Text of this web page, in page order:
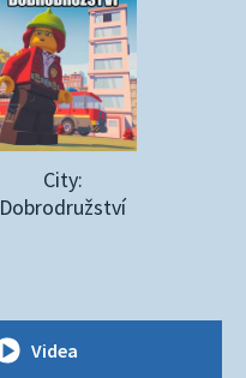
City:
Dobrodružství
Videa